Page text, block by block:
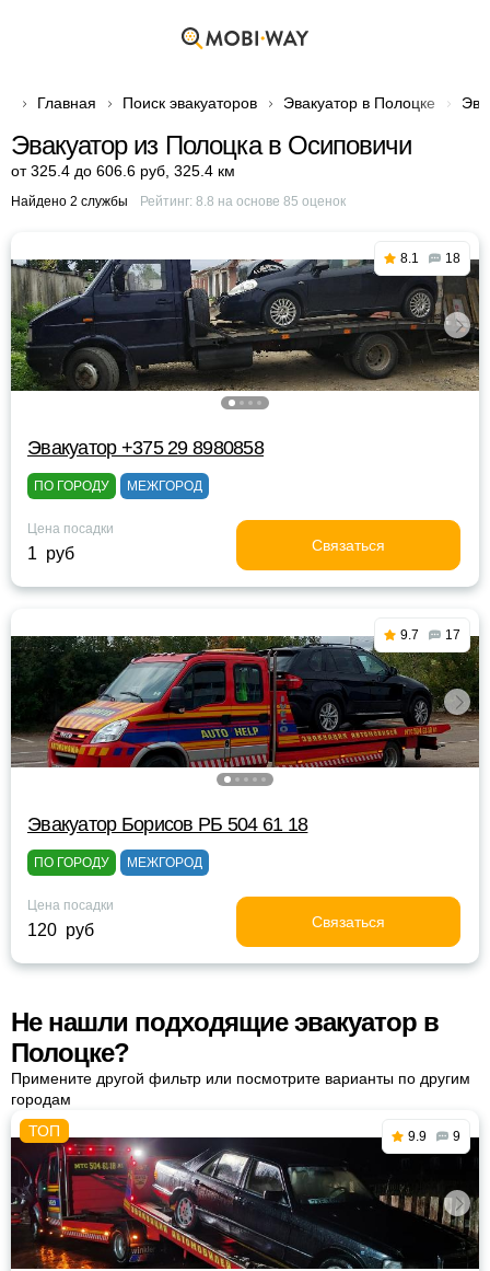
Главная Поиск эвакуаторов Эвакуатор в Полоцке
Эвакуатор из Полоцка в Осиповичи
от 325.4 до 606.6 руб 325.4 км
Найдено 2 службы Рейтинг: 8.8 на основе 85 оценок
8.1 18
Эвакуатор +375 29 8980858
ПО ГОРОДУ МЕЖГОРОД
Цена посадки
1 руб Связаться
9.7 17
Эвакуатор Борисов РБ 504 61 18
ПО ГОРОДУ МЕЖГОРОД
Цена посадки
120 руб Связаться
Не нашли подходящие эвакуатор в
Полоцке?
Примените другой фильтр или посмотрите варианты по другим
городам
9.9 9